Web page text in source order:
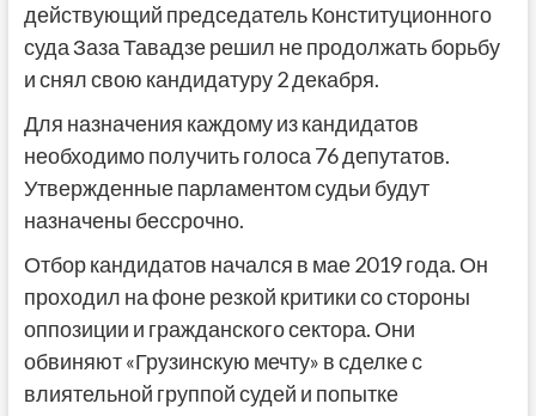
действующий председатель Конституционного
суда Заза Тавадзе решил не продолжать борьбу
и снял свою кандидатуру 2 декабря.
Для назначения каждому из кандидатов
необходимо получить голоса 76 депутатов.
Утвержденные парламентом судьи будут
назначены бессрочно.
Отбор кандидатов начался в мае 2019 года. Он
проходил на фоне резкой критики со стороны
оппозиции и гражданского сектора. Они
обвиняют «Грузинскую мечту» в сделке с
влиятельной группой судей и попытке